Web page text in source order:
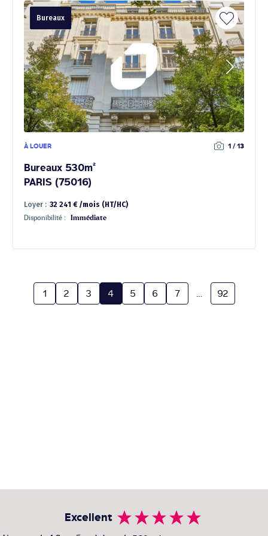
Bureaux
À LOUER 1 / 13
Bureaux 530m²
PARIS (75016)
Loyer : 32 241 € /mois (HT/HC)
Disponibilité : Immédiate
1 2 3 4 5 6 7 92
Excellent